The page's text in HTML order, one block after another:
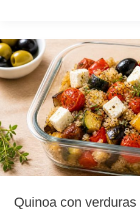
Quinoa con verduras
Quinoa
con
verduras
asadas